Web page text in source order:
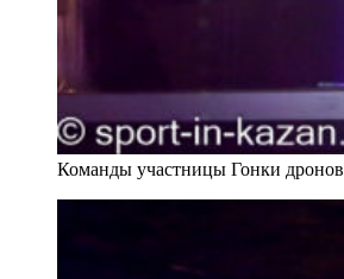
Команды участницы Гонки дронов